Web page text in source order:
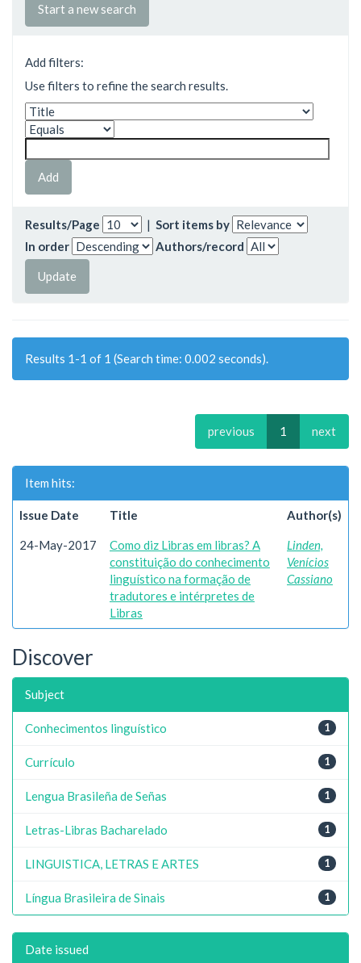
Start a new search
Add filters:
Use filters to refine the search results.
Results/Page | Sort items by
In order
Authors/record
Results 1-1 of 1 (Search time: 0.002 seconds).
previous 1 next
Item hits:
Issue Date Title Author(s)
24-May-2017
Como diz Libras em libras? A
constituição do conhecimento
linguístico na formação de
tradutores e intérpretes de
Libras
Linden,
Venícios
Cassiano
Discover
Subject
1
Conhecimentos linguístico
1
Currículo
1
Lengua Brasileña de Señas
1
Letras-Libras Bacharelado
1
LINGUISTICA, LETRAS E ARTES
1
Língua Brasileira de Sinais
Date issued